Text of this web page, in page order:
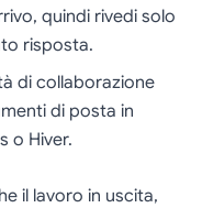
quindi rivedi solo
risposta.
di collaborazione
di posta in
o Hiver.
il lavoro in uscita,